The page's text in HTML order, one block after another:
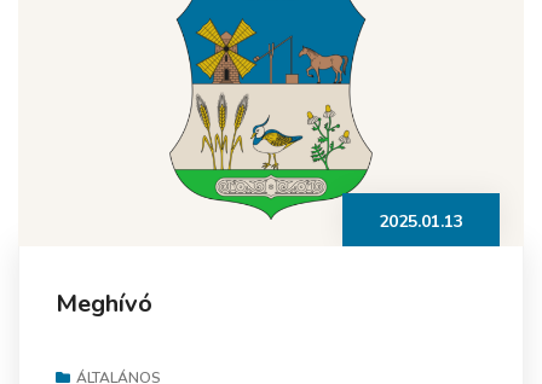
2025.01.13
Meghívó
ÁLTALÁNOS